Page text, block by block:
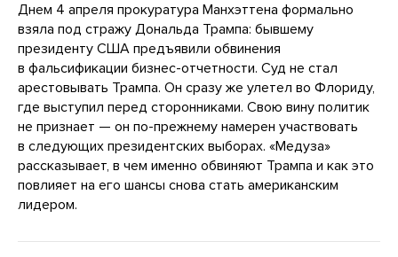
Днем 4 апреля прокуратура Манхэттена формально
взяла под стражу Дональда Трампа: бывшему
президенту США предъявили обвинения
в фальсификации бизнес-отчетности. Суд не стал
арестовывать Трампа. Он сразу же улетел во Флориду,
где выступил перед сторонниками. Свою вину политик
не признает — он по-прежнему намерен участвовать
в следующих президентских выборах. «Медуза»
рассказывает, в чем именно обвиняют Трампа и как это
повлияет на его шансы снова стать американским
лидером.